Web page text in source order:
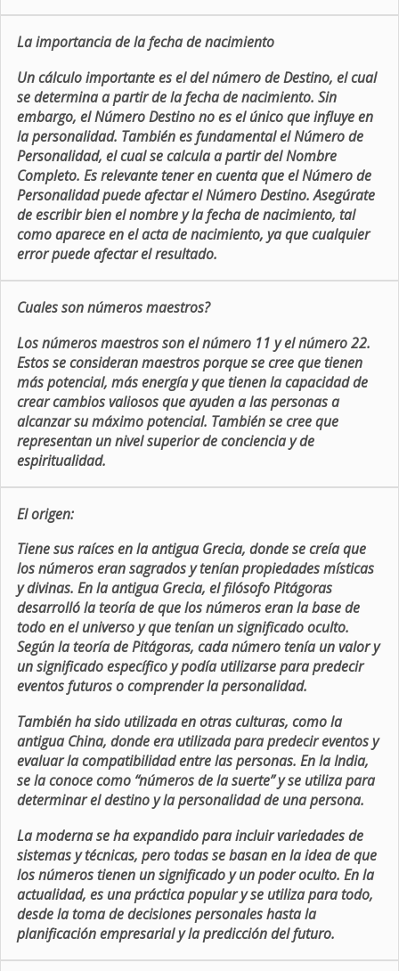
La importancia de la fecha de nacimiento
Un cálculo importante es el del número de Destino, el cual
se determina a partir de la fecha de nacimiento. Sin
embargo, el Número Destino no es el único que influye en
la personalidad. También es fundamental el Número de
Personalidad, el cual se calcula a partir del Nombre
Completo. Es relevante tener en cuenta que el Número de
Personalidad puede afectar el Número Destino. Asegúrate
de escribir bien el nombre y la fecha de nacimiento, tal
como aparece en el acta de nacimiento, ya que cualquier
error puede afectar el resultado.
Cuales son números maestros?
Los números maestros son el número 11 y el número 22.
Estos se consideran maestros porque se cree que tienen
más potencial, más energía y que tienen la capacidad de
crear cambios valiosos que ayuden a las personas a
alcanzar su máximo potencial. También se cree que
representan un nivel superior de conciencia y de
espiritualidad.
El origen:
Tiene sus raíces en la antigua Grecia, donde se creía que
los números eran sagrados y tenían propiedades místicas
y divinas. En la antigua Grecia, el filósofo Pitágoras
desarrolló la teoría de que los números eran la base de
todo en el universo y que tenían un significado oculto.
Según la teoría de Pitágoras, cada número tenía un valor y
un significado específico y podía utilizarse para predecir
eventos futuros o comprender la personalidad.
También ha sido utilizada en otras culturas, como la
antigua China, donde era utilizada para predecir eventos y
evaluar la compatibilidad entre las personas. En la India,
se la conoce como “números de la suerte” y se utiliza para
determinar el destino y la personalidad de una persona.
La moderna se ha expandido para incluir variedades de
sistemas y técnicas, pero todas se basan en la idea de que
los números tienen un significado y un poder oculto. En la
actualidad, es una práctica popular y se utiliza para todo,
desde la toma de decisiones personales hasta la
planificación empresarial y la predicción del futuro.